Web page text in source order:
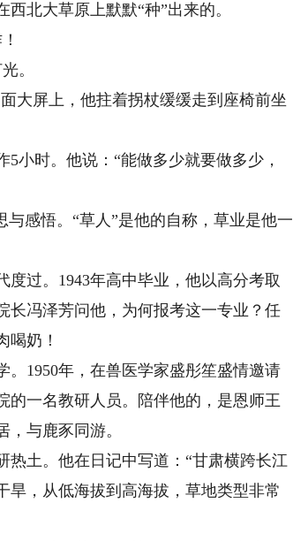
北大草原上默默“种”出来的。
。
屏上，他拄着拐杖缓缓走到座椅前坐
时。他说：“能做多少就要做多少，
感悟。“草人”是他的自称，草业是他一
过。1943年高中毕业，他以高分考取
冯泽芳问他，为何报考这一专业？任
喝奶！
1950年，在兽医学家盛彤笙盛情邀请
的一名教研人员。陪伴他的，是恩师王
与鹿豕同游。
土。他在日记中写道：“甘肃横跨长江
旱，从低海拔到高海拔，草地类型非常